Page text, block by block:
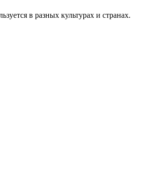
в разных культурах и странах.